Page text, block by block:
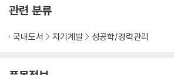
관련 분류
국내도서 자기계발 성공학/경력관리